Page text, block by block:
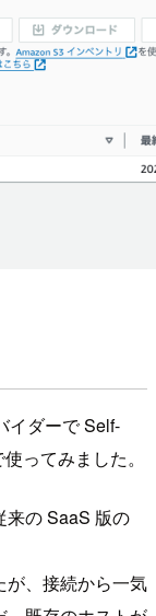
イダーで Self-
ってみました。
来の SaaS 版の
が、接続から一気